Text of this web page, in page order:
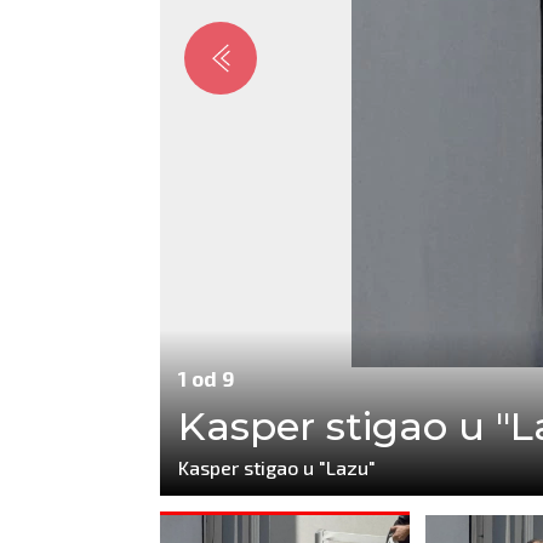
1 od 9
Kasper stigao u
Kasper stigao u "Lazu"